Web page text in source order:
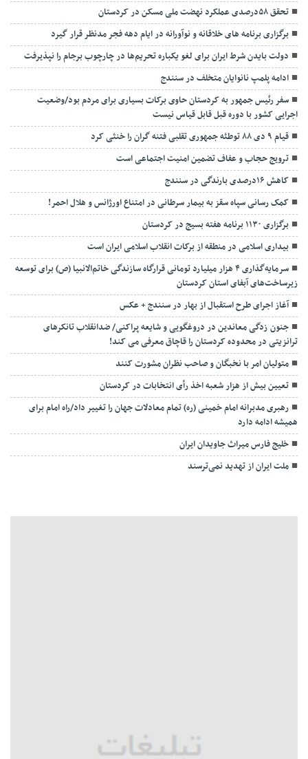
تحقق ۵۸درصدی عملکرد نهضت ملی مسکن در کردستان
برگزاری برنامه های خلاقانه و نوآورانه در ایام دهه فجر مدنظر قرار گیرد
دولت بایدن شرط ایران برای لغو یکباره تحریم‌ها در چارچوب برجام را نپذیرفت
ادامه پلمپ نانوایان متخلف در سنندج
سفر رئیس جمهور به کردستان حاوی برکات بسیاری برای مردم بود/وضعیت
اجرایی کشور با دوره قبل قابل قیاس نیست
قیام ۹ دی ۸۸ توطئه جمهوری تقلبی فتنه گران را خنثی کرد
ترویج حجاب و عفاف تضمین امنیت اجتماعی است
کاهش ۱۶درصدی بارندگی در سنندج
کمک رسانی سپاه سقز به بیمار سرطانی در امتناع اورژانس و هلال احمر!
برگزاری ۱۱۳۰ برنامه هفته بسیج در کردستان
بیداری اسلامی در منطقه از برکات انقلاب اسلامی ایران است
سرمایه‌گذاری ۴ هزار میلیارد تومانی قرارگاه سازندگی خاتم‌الانبیا (ص) برای توسعه
زیرساخت‌های آبفای استان کردستان
آغاز اجرای طرح استقبال از بهار در سنندج + عکس
جنون زدگی معاندین در دروغگویی و شایعه پراکنی/ ضدانقلاب تانکرهای
ترانزیتی در محدوده کردستان را قاچاق معرفی می کند!
متولیان امر با نخبگان و صاحب نظران مشورت کنند
تعیین بیش از هزار شعبه اخذ رأی انتخابات در کردستان
رهبری مدبرانه امام خمینی (ره) تمام معادلات جهان را تغییر داد/راه امام برای
همیشه ادامه دارد
خلیج فارس میراث جاویدان ایران
ملت ایران از تهدید نمی‌ترسند